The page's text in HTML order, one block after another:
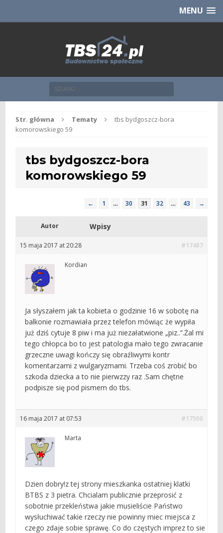
CHCĘ [klik]MENU
Str. główna Tematy
tbs bydgoszcz-bora
komorowskiego 59
tbs bydgoszcz-bora
komorowskiego 59
← 1 … 30 31 32 … 43 →
Autor Wpisy
15 maja 2017 at 20:28 #17487
Kordian
Ja słyszałem jak ta kobieta o godzinie 16 w sobotę na
balkonie rozmawiała przez telefon mówiąc że wypiła
już dziś cytuje 8 piw i ma już niezałatwione „piz..”.Żal mi
tego chłopca bo to jest patologia mało tego zwracanie
grzeczne uwagi kończy się obraźliwymi kontr
komentarzami z wulgaryzmami. Trzeba coś zrobić bo
szkoda dziecka a to nie pierwzzy raz .Sam chętne
podpisze się pod pismem do tbs.
16 maja 2017 at 07:53 #17500
Marta
Dzien dobry!z tej strony mieszkanka ostatniej klatki
BTBS z 3 pietra. Chcialam publicznie przeprosić z
sobotnie przekleństwa jakie musieliście Państwo
wysłuchiwać takie rzeczy nie powinny miec miejsca z
czego zdaje sobie sprawę. Co do częstych imprez to sie